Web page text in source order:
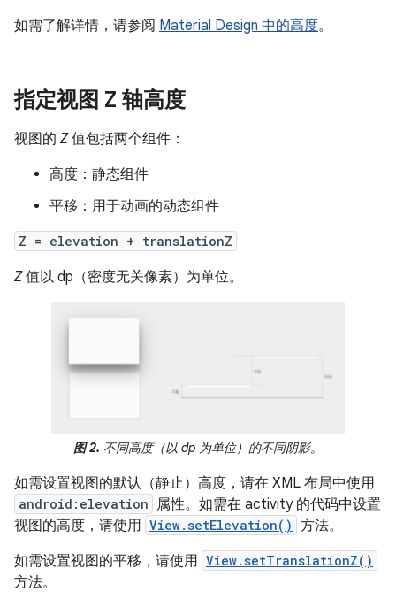
如需了解详情，请参阅 Material Design 中的高度。
指定视图 Z 轴高度
视图的 Z值包括两个组件：
高度：静态组件
平移：用于动画的动态组件
Z = elevation + translationZ
Z值以 dp（密度无关像素）为单位。
图 2. 不同高度（以 dp 为单位）的不同阴影。
如需设置视图的默认（静止）高度，请在 XML 布局中使用
android:elevation
属性。如需在 activity 的代码中设置
视图的高度，请使用 View.setElevation() 方法。
如需设置视图的平移，请使用 View.setTranslationZ()
方法。